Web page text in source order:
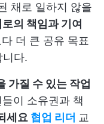
채로 일하지 않을
의 책임과 기여
더 큰 공유 목표
니다.
가질 수 있는 작업
이 소유권과 책
세요 협업 리더 교